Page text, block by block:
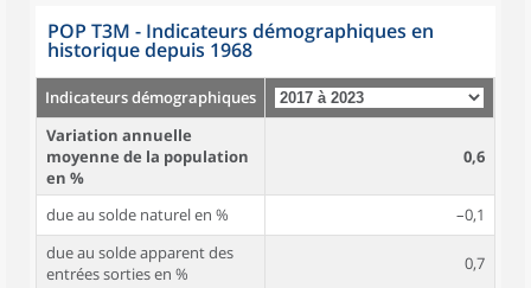
POP T3M - Indicateurs démographiques en
historique depuis 1968
Indicateurs démographiques
Variation annuelle
moyenne de la population
en %
0,6
due au solde naturel en %
–0,1
due au solde apparent des
entrées sorties en %
0,7